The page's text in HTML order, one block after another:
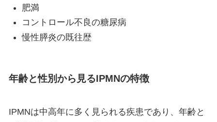
肥満
コントロール不良の糖尿病
慢性膵炎の既往歴
年齢と性別から見るIPMNの特徴
IPMNは中高年に多く見られる疾患であり、年齢と